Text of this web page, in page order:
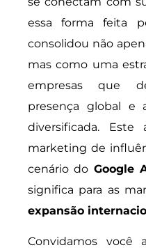
essa forma feita
consolidou não
mas como uma
empresas que
presença global e
diversificada.
marketing de
cenário do Google
significa para as
expansão
Convidamos você